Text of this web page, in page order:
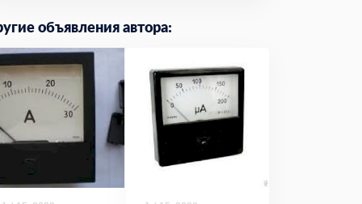
объявления автора: